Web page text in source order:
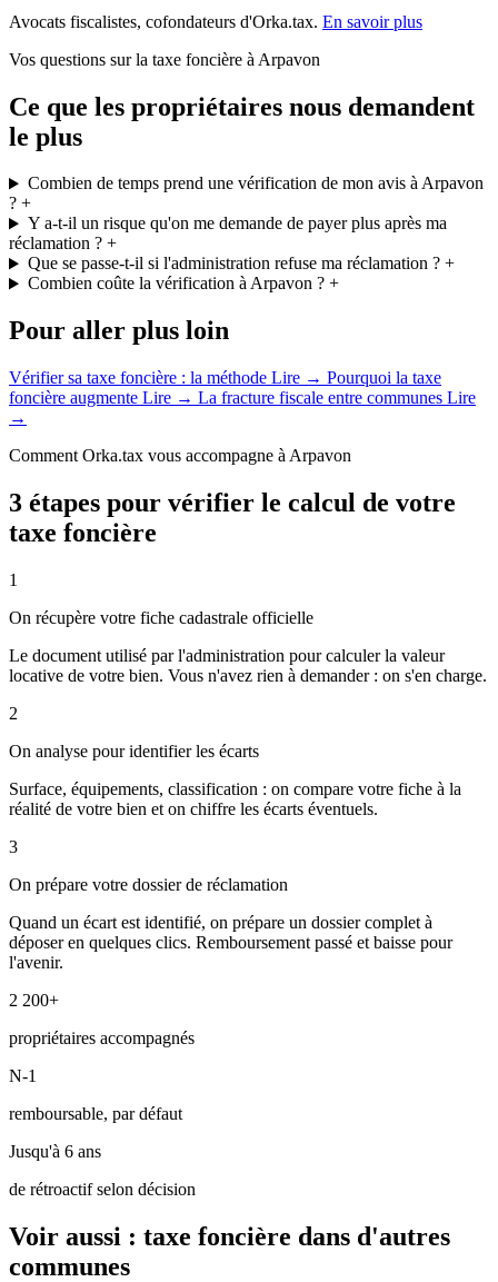
Avocats fiscalistes, cofondateurs d'Orka.tax. En savoir plus
Vos questions sur la taxe foncière à Arpavon
Ce que les propriétaires nous demandent
le plus
Combien de temps prend une vérification de mon avis à Arpavon
? +
Y a-t-il un risque qu'on me demande de payer plus après ma
réclamation ? +
Que se passe-t-il si l'administration refuse ma réclamation ?+
Combien coûte la vérification à Arpavon ?+
Pour aller plus loin
Vérifier sa taxe foncière : la méthode Lire → Pourquoi la taxe
foncière augmente Lire → La fracture fiscale entre communes Lire
→
Comment Orka.tax vous accompagne à Arpavon
3 étapes pour vérifier le calcul de votre
taxe foncière
1
On récupère votre fiche cadastrale officielle
Le document utilisé par l'administration pour calculer la valeur
locative de votre bien. Vous n'avez rien à demander : on s'en charge.
2
On analyse pour identifier les écarts
Surface, équipements, classification : on compare votre fiche à la
réalité de votre bien et on chiffre les écarts éventuels.
3
On prépare votre dossier de réclamation
Quand un écart est identifié, on prépare un dossier complet à
déposer en quelques clics. Remboursement passé et baisse pour
l'avenir.
2 200+
propriétaires accompagnés
N-1
remboursable, par défaut
Jusqu'à 6 ans
de rétroactif selon décision
Voir aussi : taxe foncière dans d'autres
communes